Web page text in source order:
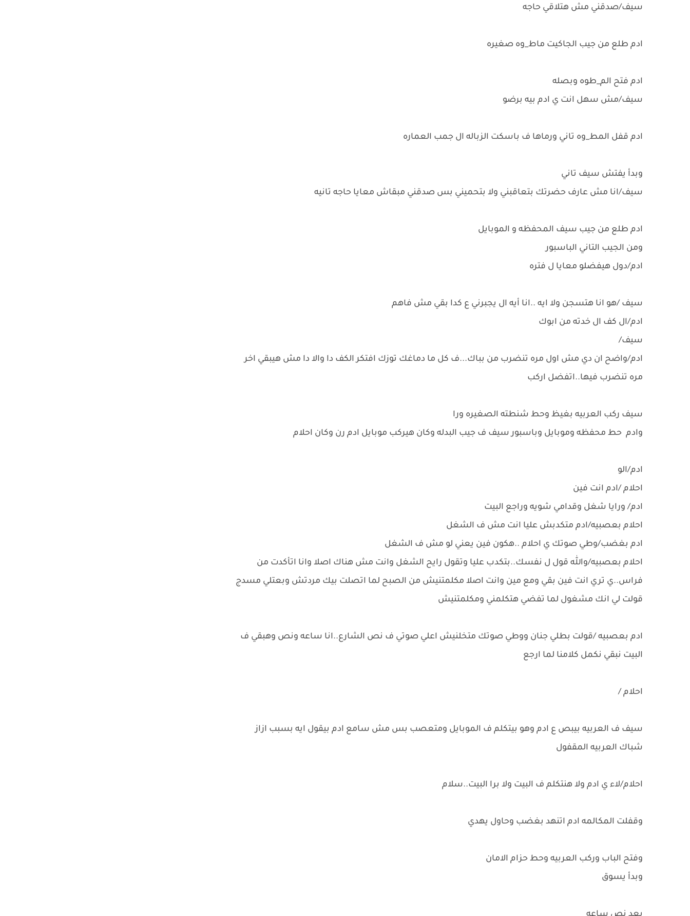
سيف/صدقني مش هتلاقي حاجه
ادم طلع من جيب الجاكيت ماط_وه صغيره
ادم فتح الم_طوه وبصله
سيف/مش سهل انت ي ادم بيه برضو
ادم قفل المط_وه تاني ورماها ف باسكت الزباله ال جمب العماره
وبدأ يفتش سيف تاني
سيف/انا مش عارف حضرتك بتعاقبني ولا بتحميني بس صدقني مبقاش معايا حاجه تانيه
ادم طلع من جيب سيف المحفظه و الموبايل
ومن الجيب التاني الباسبور
ادم/دول هيفضلو معايا ل فتره
سيف /هو انا هتسجن ولا ايه ..انا أيه ال يجبرني ع كدا بقي مش فاهم
ادم/ال كف ال خدته من ابوك
سيف/
ادم/واضح ان دي مش اول مره تنضرب من بباك...ف كل ما دماغك توزك افتكر الكف دا والا دا مش هيبقي اخر
مره تنضرب فيها..اتفضل اركب
سيف ركب العربيه بغيظ وحط شنطته الصغيره ورا
وادم حط محفظه وموبايل وباسبور سيف ف جيب البدله وكان هيركب موبايل ادم رن وكان احلام
ادم/الو
احلام /ادم انت فين
ادم/ ورايا شغل وقدامي شويه وراجع البيت
احلام بعصبيه/ادم متكدبش عليا انت مش ف الشغل
ادم بغضب/وطي صوتك ي احلام ..هكون فين يعني لو مش ف الشغل
احلام بعصبيه/والله قول ل نفسك..بتكدب عليا وتقول رايح الشغل وانت مش هناك اصلا وانا اتأكدت من
فراس..ي تري انت فين بقي ومع مين وانت اصلا مكلمتنيش من الصبح لما اتصلت بيك مردتش وبعتلي مسدج
قولت لي انك مشغول لما تفضي هتكلمني ومكلمتنيش
ادم بعصبيه /قولت بطلي جنان ووطي صوتك متخلنيش اعلي صوتي ف نص الشارع..انا ساعه ونص وهبقي ف
البيت نبقي نكمل كلامنا لما ارجع
احلام /
سيف ف العربيه بيبص ع ادم وهو بيتكلم ف الموبايل ومتعصب بس مش سامع ادم بيقول ايه بسبب ازاز
شباك العربيه المقفول
احلام/لاء ي ادم ولا هنتكلم ف البيت ولا برا البيت..سلام
وقفلت المكالمه ادم اتنهد بغضب وحاول يهدي
وفتح الباب وركب العربيه وحط حزام الامان
وبدأ يسوق